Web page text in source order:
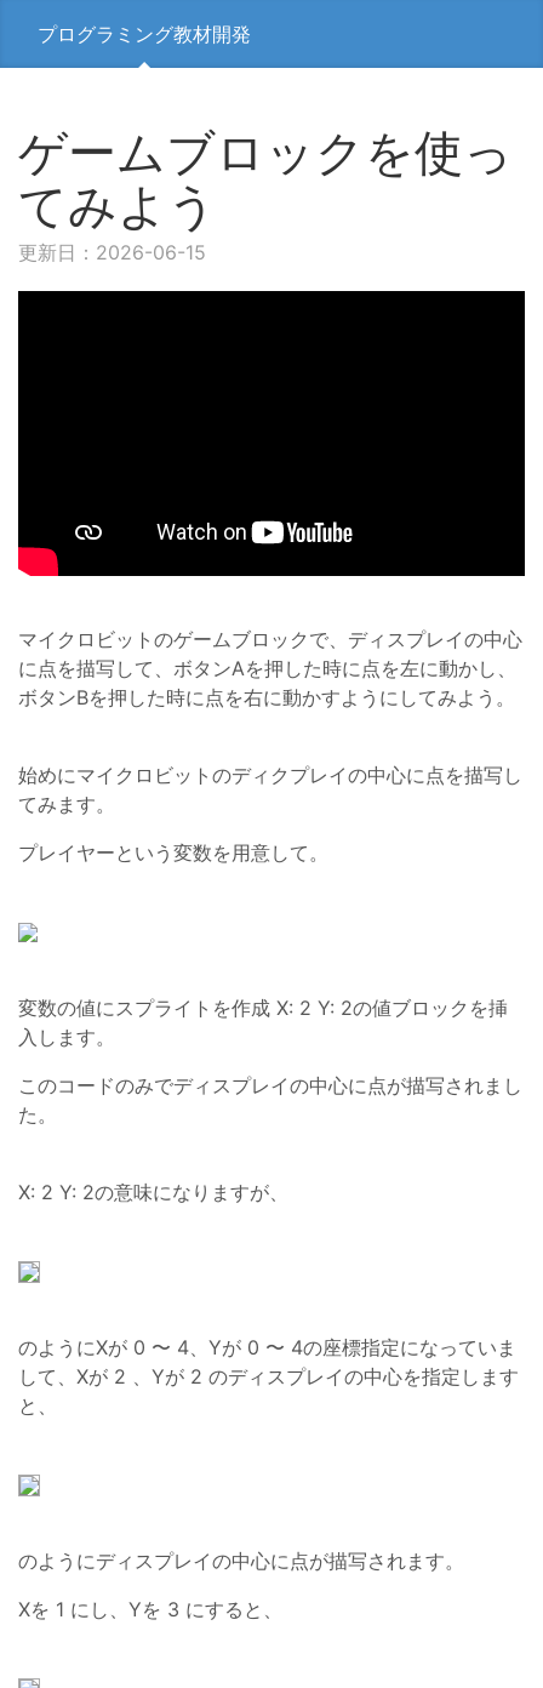
プログラミング教材開発
ゲームブロックを使っ
てみよう
更新日：2026-06-15
マイクロビットのゲームブロックで、ディスプレイの中心
に点を描写して、ボタンAを押した時に点を左に動かし、
ボタンBを押した時に点を右に動かすようにしてみよう。
始めにマイクロビットのディクプレイの中心に点を描写し
てみます。
プレイヤーという変数を用意して。
変数の値にスプライトを作成 X: 2 Y: 2の値ブロックを挿
入します。
このコードのみでディスプレイの中心に点が描写されまし
た。
X: 2 Y: 2の意味になりますが、
のようにXが 0 〜 4、Yが 0 〜 4の座標指定になっていま
して、Xが 2 、Yが 2 のディスプレイの中心を指定します
と、
のようにディスプレイの中心に点が描写されます。
Xを 1 にし、Yを 3 にすると、